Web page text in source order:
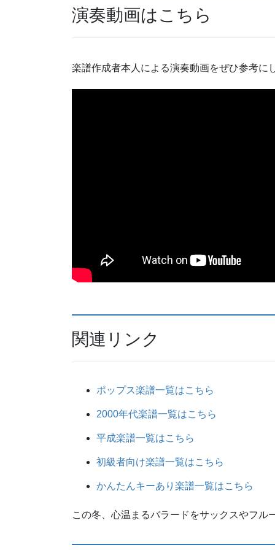
演奏動画はこちら
楽譜作成者本人による演奏動画をぜひ参考に
関連リンク
ポップス楽譜一覧はこちら
2000年代楽譜一覧はこちら
平成楽譜一覧はこちら
初級者向け楽譜一覧はこちら
かんたんキーあり楽譜一覧はこちら
この冬、心温まるバラードをサックスやフル